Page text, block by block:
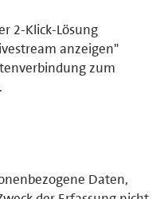
2-Klick-Lösung
anzeigen"
zum
Daten,